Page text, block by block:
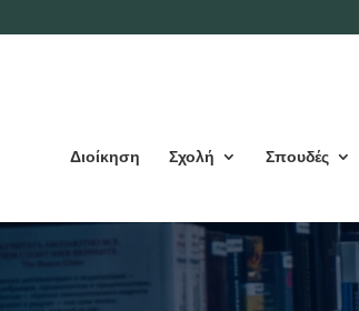
Διοίκηση Σχολή Σπουδές